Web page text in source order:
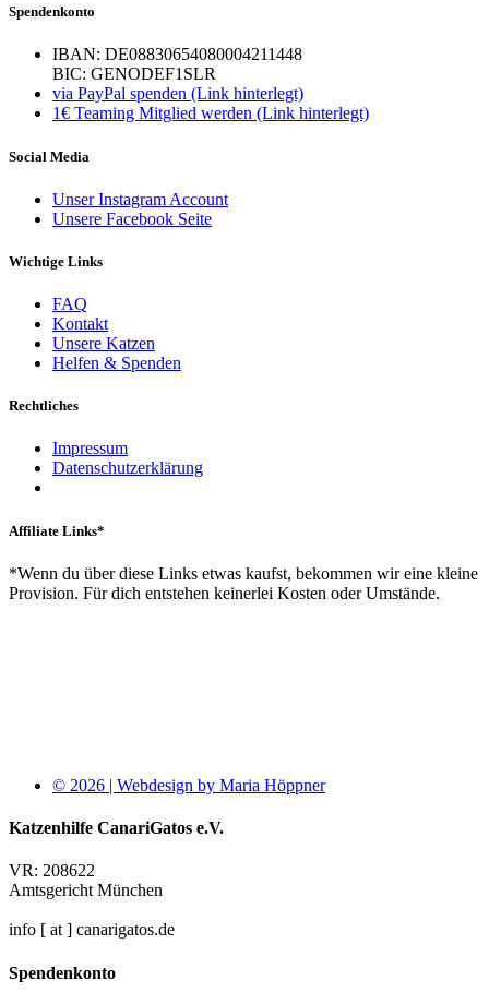
Spendenkonto
IBAN: DE08830654080004211448
BIC: GENODEF1SLR
via PayPal spenden (Link hinterlegt)
1€ Teaming Mitglied werden (Link hinterlegt)
Social Media
Unser Instagram Account
Unsere Facebook Seite
Wichtige Links
FAQ
Kontakt
Unsere Katzen
Helfen & Spenden
Rechtliches
Impressum
Datenschutzerklärung
Affiliate Links*
*Wenn du über diese Links etwas kaufst, bekommen wir eine kleine
Provision. Für dich entstehen keinerlei Kosten oder Umstände.
© 2026 | Webdesign by Maria Höppner
Katzenhilfe CanariGatos e.V.
VR: 208622
Amtsgericht München
info [ at ] canarigatos.de
Spendenkonto